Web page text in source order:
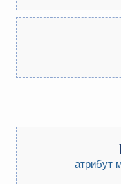
атрибут